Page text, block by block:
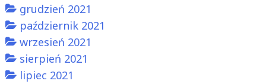
grudzień 2021
październik 2021
wrzesień 2021
sierpień 2021
lipiec 2021